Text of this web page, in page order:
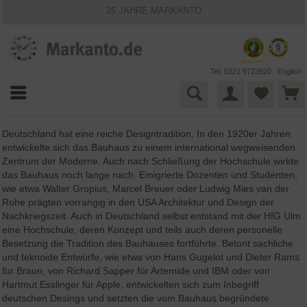
25 JAHRE MARKANTO
VIELFÄLTIGE ZAHLUNGSMÖGLICHKEITEN
BESTPRICE-GARANTIE
Tel. 0221 9723920 English
Deutschland hat eine reiche Designtradition. In den 1920er Jahren
entwickelte sich das Bauhaus zu einem international wegweisenden
Zentrum der Moderne. Auch nach Schließung der Hochschule wirkte
das Bauhaus noch lange nach. Emigrierte Dozenten und Studenten,
wie etwa Walter Gropius, Marcel Breuer oder Ludwig Mies van der
Rohe prägten vorrangig in den USA Architektur und Design der
Nachkriegszeit. Auch in Deutschland selbst entstand mit der HfG Ulm
eine Hochschule, deren Konzept und teils auch deren personelle
Besetzung die Tradition des Bauhauses fortführte. Betont sachliche
und teknoide Entwürfe, wie etwa von Hans Gugelot und Dieter Rams
für Braun, von Richard Sapper für Artemide und IBM oder von
Hartmut Esslinger für Apple, entwickelten sich zum Inbegriff
deutschen Desings und setzten die vom Bauhaus begründete